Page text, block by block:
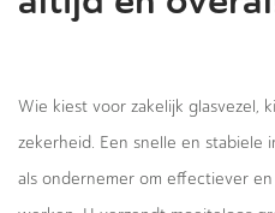
Wie kiest voor zakelijk glasvezel,
zekerheid. Een snelle en
als ondernemer om effectiever